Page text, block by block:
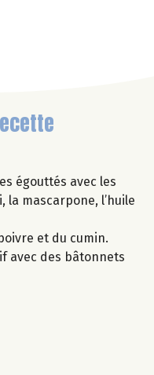
égouttés avec les
la mascarpone, l’huile
et du cumin.
avec des bâtonnets